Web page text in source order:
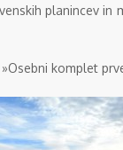
planincev in
komplet